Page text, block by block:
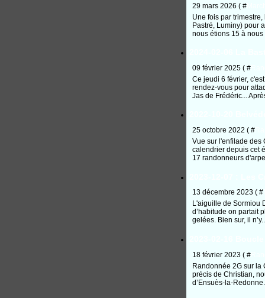
29 mars 2026 ( #
Une fois par
Pastré, Luminy) pour
nous étions 15 à nous
09 février 2025 ( #
Ce jeudi 6 février,
rendez-vous pour
Jas de Frédéric...
25 octobre 2022 ( #
Vue sur l'enfilade des
calendrier depuis cet
17 randonneurs
13 décembre 2023 ( #
L'aiguille de Sormiou
d’habitude on partait
gelées. Bien sur, il
18 février 2023 ( #
Randonnée 2G sur la
précis de Christian,
d’Ensuès-la-